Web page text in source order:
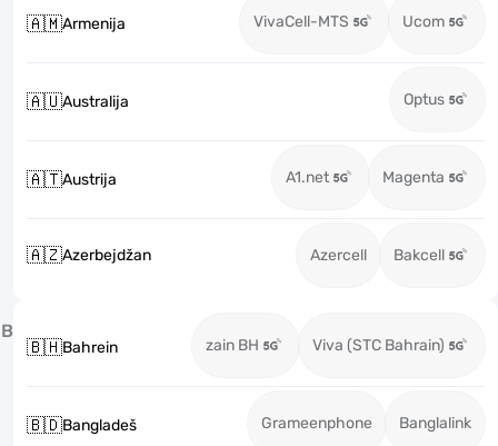
🇦🇲Armenija VivaCell-MTS Ucom
🇦🇺Australija Optus
🇦🇹Austrija A1.net Magenta
🇦🇿Azerbejdžan Azercell Bakcell
B
🇧🇭Bahrein zain BH Viva (STC Bahrain)
🇧🇩Bangladeš Grameenphone Banglalink